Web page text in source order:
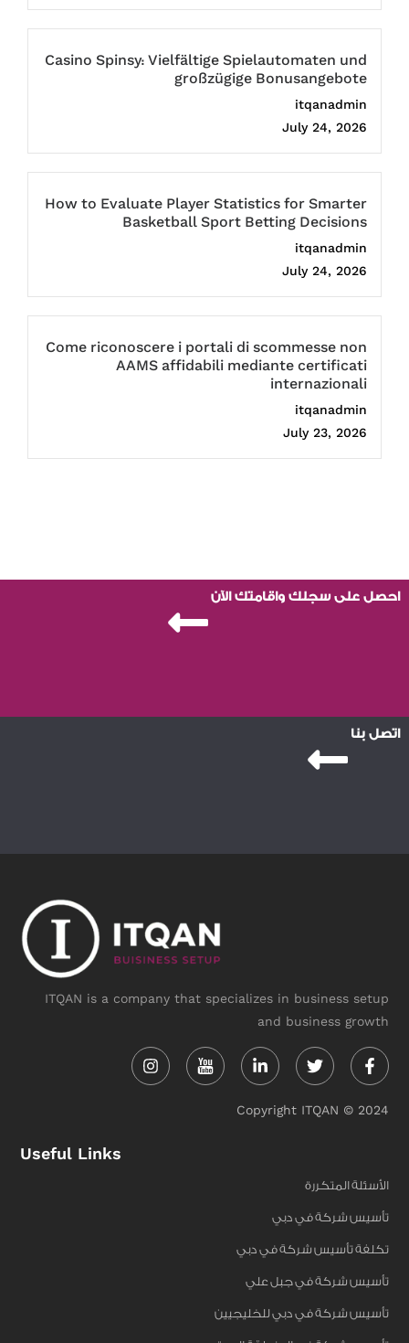
Casino Spinsy: Vielfältige Spielautomaten und
großzügige Bonusangebote
itqanadmin
July 24, 2026
How to Evaluate Player Statistics for Smarter
Basketball Sport Betting Decisions
itqanadmin
July 24, 2026
Come riconoscere i portali di scommesse non
AAMS affidabili mediante certificati
internazionali
itqanadmin
July 23, 2026
احصل على سجلك واقامتك الآن
اتصل بنا
ITQAN is a company that specializes in business setup
and business growth
in f
Copyright ITQAN © 2024
Useful Links
الأسئلة المتكررة
تأسيس شركة في دبي
تكلفة تأسيس شركة في دبي
تأسيس شركة في جبل علي
تأسيس شركة في دبي للخليجيين